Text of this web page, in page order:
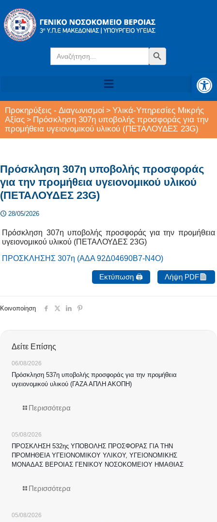
Search
for:
Search Button
Προκηρύξεις - Διαγωνισμοί > Υλικά-Υπηρεσίες Μικρής
Αξίας > Πρόσκληση 307η υποβολής προσφοράς για την
προμήθεια υγειονομικού υλικού (ΠΕΤΑΛΟΥΔΕΣ 23G)
Πρόσκληση 307η υποβολής προσφοράς
για την προμήθεια υγειονομικού υλικού
(ΠΕΤΑΛΟΥΔΕΣ 23G)
28/05/2026
Πρόσκληση 307η υποβολής προσφοράς για την προμήθεια
υγειονομικού υλικού (ΠΕΤΑΛΟΥΔΕΣ 23G)
ΠΡΟΣΚΛΗΣΗΣ 307η (ΑΔΑ 92Δ04690Β7-Ν4Ο)
Εκτύπωση 🖨 Λήψη PDF
Κοινοποίηση
Δείτε Επίσης
06/08/2026
Πρόσκληση 537η υποβολής προσφοράς για την προμήθεια
υγειονομικού υλικού (ΓΑΖΑ ΑΠΛΗ ΑΚΟΠΗ)
Περισσότερα
05/08/2026
ΠΡΟΣΚΛΗΣΗ 532ης ΥΠΟΒΟΛΗΣ ΠΡΟΣΦΟΡΑΣ ΓΙΑ ΤΗΝ
ΠΡΟΜΗΘΕΙΑ ΥΓΕΙΟΝΟΜΙΚΟΥ ΥΛΙΚΟΥ, ΥΓΕΙΟΝΟΜΙΚΗΣ
ΜΟΝΑΔΑΣ ΒΕΡΟΙΑΣ ΓΕΝΙΚΟΥ ΝΟΣΟΚΟΜΕΙΟΥ ΗΜΑΘΙΑΣ
Περισσότερα
05/08/2026